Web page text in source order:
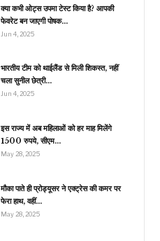
क्या कभी ओट्स उपमा टेस्ट किया है? आपकी
फेवरेट बन जाएगी पोषक…
Jun 4, 2025
भारतीय टीम को थाईलैंड से मिली शिकस्त, नहीं
चला सुनील छेत्री…
Jun 4, 2025
इस राज्य में अब महिलाओं को हर माह मिलेंगे
1500 रुपये, सीएम…
May 28, 2025
मौका पाते ही प्रोड्यूसर ने एक्ट्रेस की कमर पर
फेरा हाथ, वहीं…
May 28, 2025